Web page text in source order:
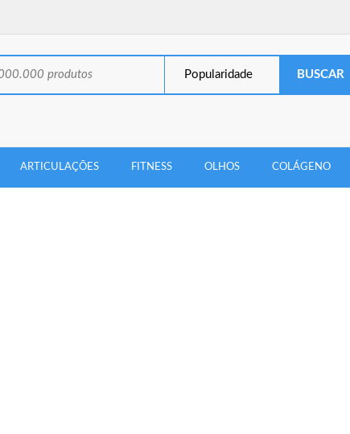
Popularidade
ARTICULAÇÕES FITNESS OLHOS COLÁGENO